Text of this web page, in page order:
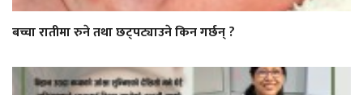
बच्चा रातीमा रुने तथा छट्पट्याउने किन गर्छन् ?